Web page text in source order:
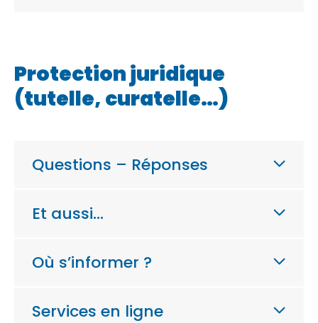
Protection juridique
(tutelle, curatelle…)
Questions – Réponses
Et aussi…
Où s’informer ?
Services en ligne